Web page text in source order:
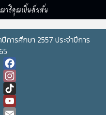
าธิคุณเป็นล้นพ้น
การศึกษา 2557 ประจำปีการ
Facebook
Instagram
TikTok